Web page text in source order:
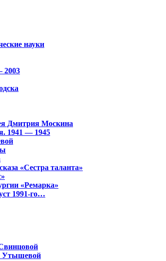
науки
2003
Дмитрия Москина
1941 — 1945
«Сестра таланта»
«Ремарка»
1991-го…
Утышевой